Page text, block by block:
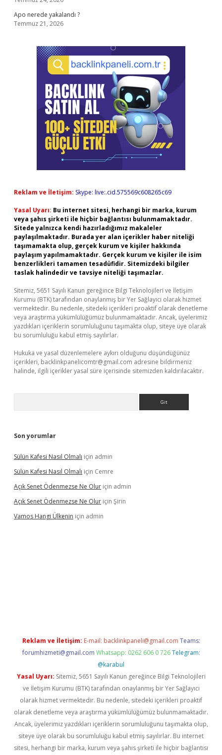
Apo nerede yakalandı ?
Temmuz 21, 2026
Reklam ve İletişim: Skype: live:.cid.575569c608265c69
Yasal Uyarı: Bu internet sitesi, herhangi bir marka, kurum
veya şahıs şirketi ile hiçbir bağlantısı bulunmamaktadır.
Sitede yalnızca kendi hazırladığımız makaleler
paylaşılmaktadır. Burada yer alan içerikler haber niteliği
taşımamakta olup, gerçek kurum ve kişiler hakkında
paylaşım yapılmamaktadır. Gerçek kurum ve kişiler ile isim
benzerlikleri tamamen tesadüfidir. Sitemizdeki bilgiler
taslak halindedir ve tavsiye niteliği taşımazlar.
Sitemiz, 5651 Sayılı Kanun gereğince Bilgi Teknolojileri ve İletişim
Kurumu (BTK) tarafından onaylanmış bir Yer Sağlayıcı olarak hizmet
vermektedir. Bu nedenle, sitedeki içerikleri proaktif olarak denetleme
veya araştırma yükümlülüğümüz bulunmamaktadır. Ancak, üyelerimiz
yazdıkları içeriklerin sorumluluğunu taşımakta olup, siteye üye olarak
bu sorumluluğu kabul etmiş sayılırlar.
Hukuka ve yasal düzenlemelere aykırı olduğunu düşündüğünüz
içerikleri, backlinkpanelicomtr@gmail.com adresine bildirmeniz
halinde, ilgili içerikler yasal süre içerisinde sitemizden kaldırılacaktır.
Son yorumlar
Sülün Kafesi Nasıl Olmalı için admin
Sülün Kafesi Nasıl Olmalı için Cemre
Açık Senet Ödenmezse Ne Olur için admin
Açık Senet Ödenmezse Ne Olur için Şirin
Vamos Hangi Ülkenin için admin
Reklam ve İletişim: E-mail: backlinkpaneli@gmail.com Teams:
forumhizmeti@gmail.com Whatsapp: 0262 606 0 726 Telegram:
@karabul
Yasal Uyarı: Sitemiz, 5651 Sayılı Kanun gereğince Bilgi Teknolojileri
ve İletişim Kurumu (BTK) tarafından onaylanmış bir Yer Sağlayıcı
olarak hizmet vermektedir. Bu nedenle, sitedeki içerikleri proaktif
olarak denetleme veya araştırma yükümlülüğümüz bulunmamaktadır.
Ancak, üyelerimiz yazdıkları içeriklerin sorumluluğunu taşımakta olup,
siteye üye olarak bu sorumluluğu kabul etmiş sayılırlar. Bu internet
sitesi, herhangi bir marka, kurum veya şahıs şirketi ile hiçbir bağlantısı